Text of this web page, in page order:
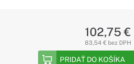
102,75 €
83,54 € bez DPH
PRIDAŤ DO KOŠÍKA